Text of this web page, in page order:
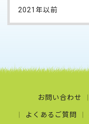
2021年以前
お問い合わせ
よくあるご質問